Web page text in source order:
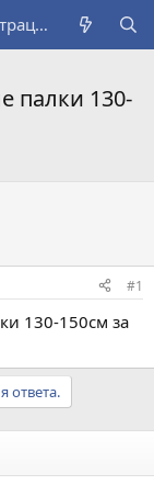
Регистрация
палки 130-
#1
130-150см за
ответа.